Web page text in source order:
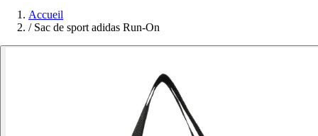
Accueil
/ Sac de sport adidas Run-On